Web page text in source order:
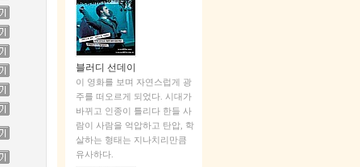
블러디 선데이
이 영화를 보며 자연스럽게 광
주를 떠오르게 되었다. 시대가
바뀌고 인종이 틀리다 한들 사
람이 사람을 억압하고 탄압, 학
살하는 형태는 지나치리만큼
유사하다.